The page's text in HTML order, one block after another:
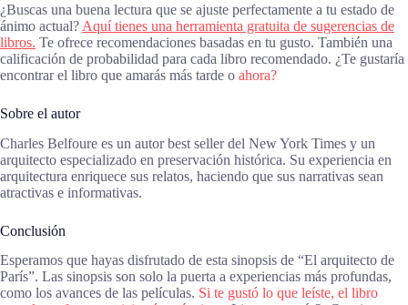
¿Buscas una buena lectura que se ajuste perfectamente a tu estado de
ánimo actual? Aquí tienes una herramienta gratuita de sugerencias de
libros. Te ofrece recomendaciones basadas en tu gusto. También una
calificación de probabilidad para cada libro recomendado. ¿Te gustaría
encontrar el libro que amarás más tarde o ahora?
Sobre el autor
Charles Belfoure es un autor best seller del New York Times y un
arquitecto especializado en preservación histórica. Su experiencia en
arquitectura enriquece sus relatos, haciendo que sus narrativas sean
atractivas e informativas.
Conclusión
Esperamos que hayas disfrutado de esta sinopsis de “El arquitecto de
París”. Las sinopsis son solo la puerta a experiencias más profundas,
como los avances de las películas. Si te gustó lo que leíste, el libro